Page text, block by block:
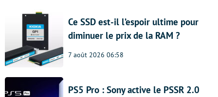
Ce SSD est-il l’espoir ultime pour
diminuer le prix de la RAM ?
7 août 2026 06:58
PS5 Pro : Sony active le PSSR 2.0